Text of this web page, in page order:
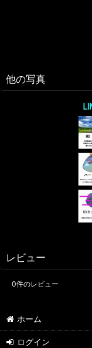
他の写真
レビュー
0件のレビュー
ホーム
ログイン